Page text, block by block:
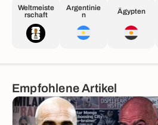
Weltmeiste
rschaft
Argentinie
n
Ägypten
Empfohlene Artikel